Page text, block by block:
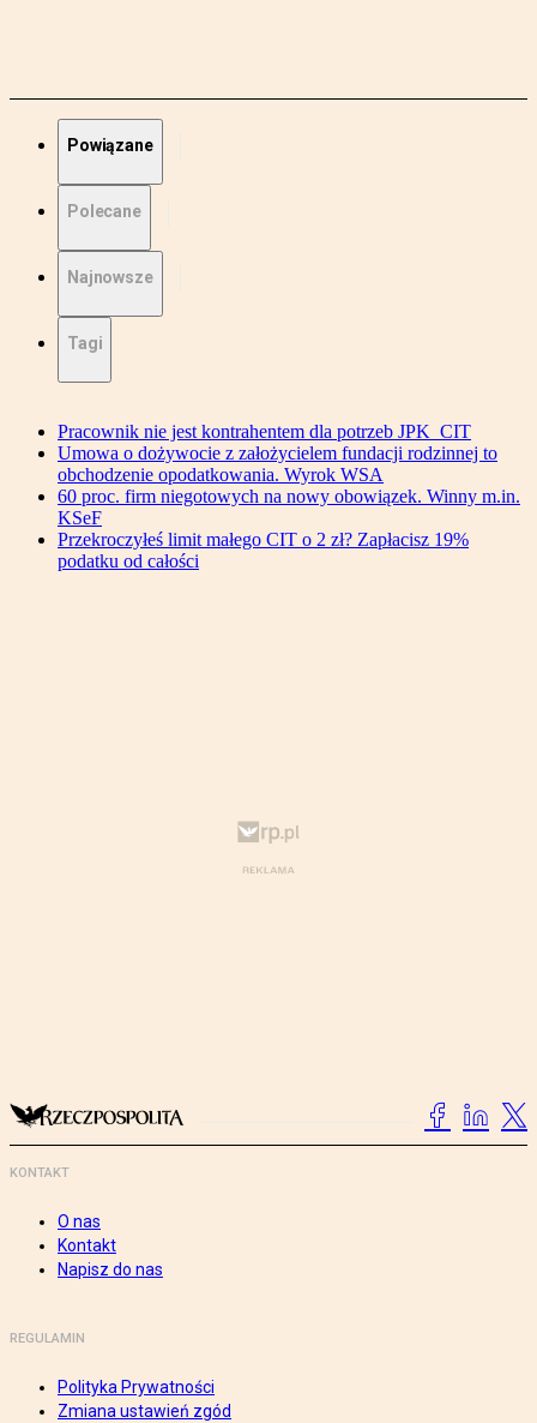
Powiązane
Polecane
Najnowsze
Tagi
Pracownik nie jest kontrahentem dla potrzeb JPK_CIT
Umowa o dożywocie z założycielem fundacji rodzinnej to
obchodzenie opodatkowania. Wyrok WSA
60 proc. firm niegotowych na nowy obowiązek. Winny m.in.
KSeF
Przekroczyłeś limit małego CIT o 2 zł? Zapłacisz 19%
podatku od całości
KONTAKT
O nas
Kontakt
Napisz do nas
REGULAMIN
Polityka Prywatności
Zmiana ustawień zgód